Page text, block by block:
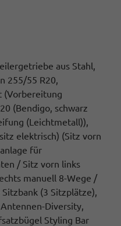
aus Stahl,
255/55 R20,
(Vorbereitung
(Bendigo, schwarz
(Leichtmetall)),
elektrisch) (Sitz vorn
für
/ Sitz vorn links
manuell 8-Wege /
(3 Sitzplätze),
Diversity,
Styling Bar